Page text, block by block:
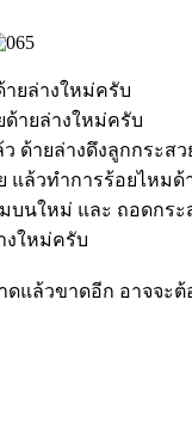
ายล่างใหม่ครับ
ด้ายล่างใหม่ครับ
ด้ายล่างดึงลูกกระส
ย แล้วทำการร้อยไห
บนใหม่ และ ถอดกร
งใหม่ครับ
แล้วขาดอีก อาจจะต้